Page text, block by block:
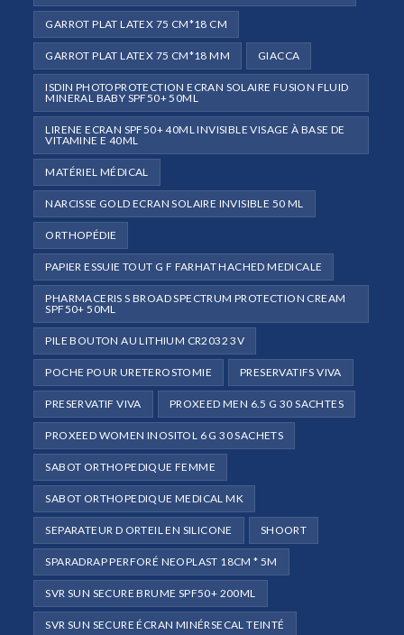
GARROT PLAT LATEX 75 CM*18 CM
GARROT PLAT LATEX 75 CM*18 MM GIACCA
ISDIN PHOTOPROTECTION ECRAN SOLAIRE FUSION FLUID
MINERAL BABY SPF50+ 50ML
LIRENE ECRAN SPF50+ 40ML INVISIBLE VISAGE À BASE DE
VITAMINE E 40ML
MATÉRIEL MÉDICAL
NARCISSE GOLD ECRAN SOLAIRE INVISIBLE 50 ML
ORTHOPÉDIE
PAPIER ESSUIE TOUT G F FARHAT HACHED MEDICALE
PHARMACERIS S BROAD SPECTRUM PROTECTION CREAM
SPF50+ 50ML
PILE BOUTON AU LITHIUM CR2032 3V
POCHE POUR URETEROSTOMIE PRESERVATIFS VIVA
PRESERVATIF VIVA PROXEED MEN 6.5 G 30 SACHTES
PROXEED WOMEN INOSITOL 6 G 30 SACHETS
SABOT ORTHOPEDIQUE FEMME
SABOT ORTHOPEDIQUE MEDICAL MK
SEPARATEUR D ORTEIL EN SILICONE SHOORT
SPARADRAP PERFORÉ NEOPLAST 18CM * 5M
SVR SUN SECURE BRUME SPF50+ 200ML
SVR SUN SECURE ÉCRAN MINÉRSECAL TEINTÉ